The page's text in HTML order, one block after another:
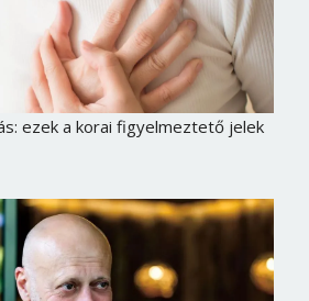
ezek a korai figyelmeztető jelek
bejelentkezés